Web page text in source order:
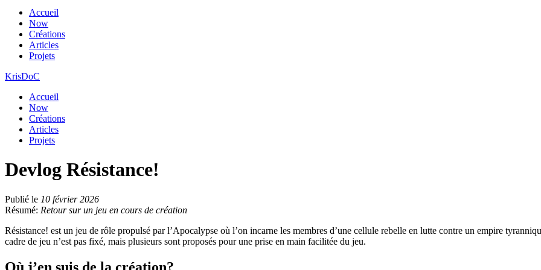
Accueil
Now
Créations
Articles
Projets
KrisDoC
Accueil
Now
Créations
Articles
Projets
Devlog Résistance!
Publié le 10 février 2026
Résumé: Retour sur un jeu en cours de création
Résistance! est un jeu de rôle propulsé par l’Apocalypse où l’on incarne les membres d’une cellule rebelle en lutte contre un empire
cadre de jeu n’est pas fixé, mais plusieurs sont proposés pour une prise en main facilitée du jeu.
Où j’en suis de la création?